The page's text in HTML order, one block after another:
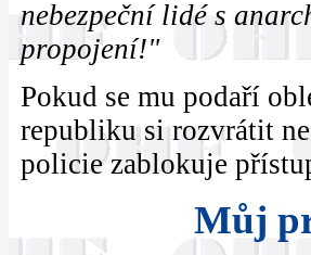
nebezpeční lidé s
propojení!"
Pokud se mu podaří
republiku si rozvrátit
policie zablokuje
Můj